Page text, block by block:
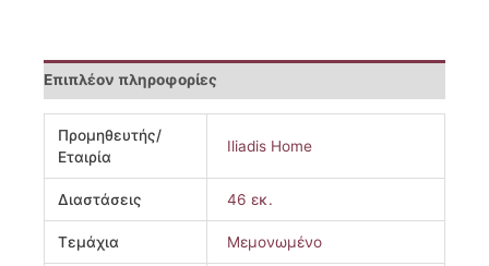
Επιπλέον πληροφορίες
Προμηθευτής/
Εταιρία
Iliadis Home
Διαστάσεις 46 εκ.
Τεμάχια Μεμονωμένο